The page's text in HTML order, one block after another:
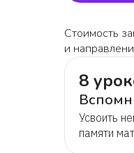
Стоимость
и
8
Усвоить
памяти